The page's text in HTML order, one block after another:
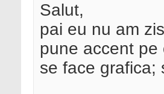
Salut,
pai eu nu am
pune accent pe
se face grafica;